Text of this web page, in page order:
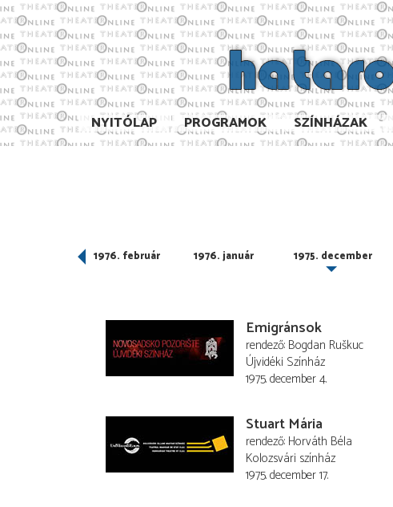
NYITÓLAP PROGRAMOK SZÍNHÁZAK
1976. február 1976. január 1975. december
Emigránsok
rendező Bogdan Ruškuc
Újvidéki Színház
1975. december 4.
Stuart Mária
rendező Horváth Béla
Kolozsvári színház
1975. december 17.